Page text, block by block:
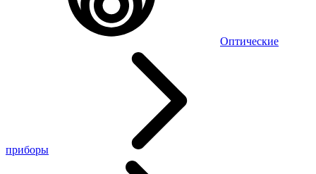
Оптические
приборы